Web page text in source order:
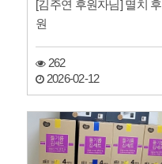
[김주연 후원자님] 멸치 후
원
262
2026-02-12